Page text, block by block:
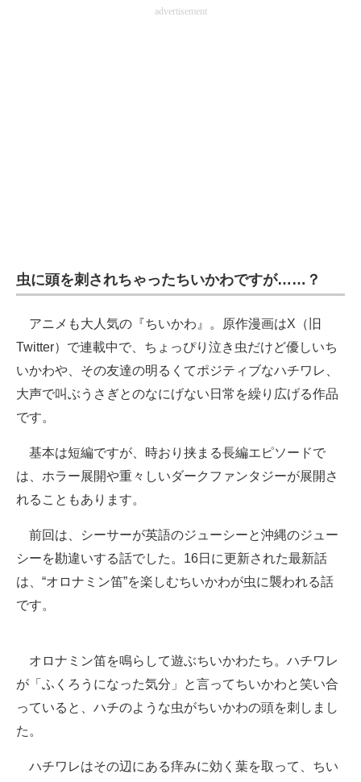
企業向けIT製品の総合サイト
ちょっと気になるネットの話題
advertisement
虫に頭を刺されちゃったちいかわですが……？
アニメも大人気の『ちいかわ』。原作漫画はX（旧
Twitter）で連載中で、ちょっぴり泣き虫だけど優しいち
いかわや、その友達の明るくてポジティブなハチワレ、
大声で叫ぶうさぎとのなにげない日常を繰り広げる作品
です。
基本は短編ですが、時おり挟まる長編エピソードで
は、ホラー展開や重々しいダークファンタジーが展開さ
れることもあります。
前回は、シーサーが英語のジューシーと沖縄のジュー
シーを勘違いする話でした。16日に更新された最新話
は、“オロナミン笛”を楽しむちいかわが虫に襲われる話
です。
オロナミン笛を鳴らして遊ぶちいかわたち。ハチワレ
が「ふくろうになった気分」と言ってちいかわと笑い合
っていると、ハチのような虫がちいかわの頭を刺しまし
た。
ハチワレはその辺にある痒みに効く葉を取って、ちい